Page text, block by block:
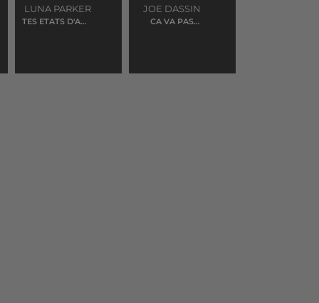
LUNA PARKER
TES ETATS D'AME
JOE DASSIN
CA VA PAS